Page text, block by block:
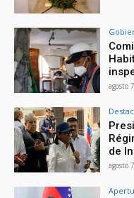
agosto
de
agosto